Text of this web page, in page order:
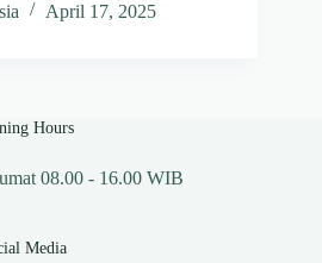
April 17, 2025
Hours
08.00 - 16.00 WIB
Media